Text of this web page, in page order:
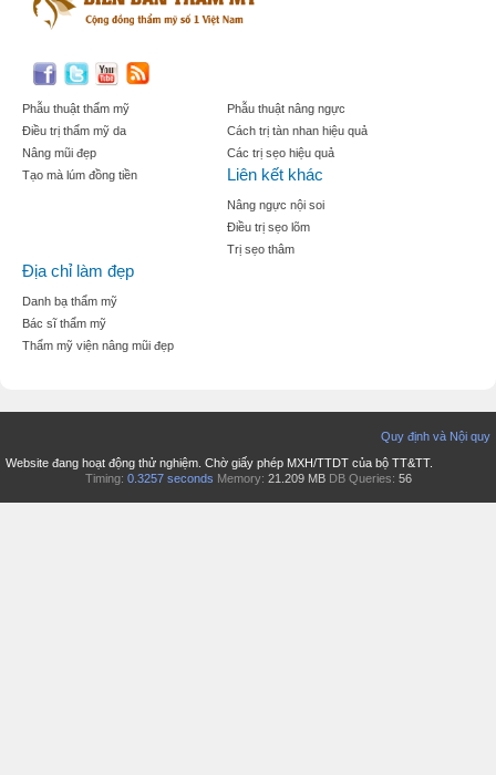
Phẫu thuật thẩm mỹ
Điều trị thẩm mỹ da
Nâng mũi đẹp
Tạo mà lúm đồng tiền
Phẫu thuật nâng ngực
Cách trị tàn nhan hiệu quả
Các trị sẹo hiệu quả
Liên kết khác
Nâng ngực nội soi
Điều trị sẹo lõm
Trị sẹo thâm
Địa chỉ làm đẹp
Danh bạ thẩm mỹ
Bác sĩ thẩm mỹ
Thẩm mỹ viện nâng mũi đẹp
Quy định và Nội quy
Website đang hoạt động thử nghiệm. Chờ giấy phép MXH/TTDT của bộ TT&TT.
Timing: 0.3257 seconds Memory: 21.209 MB DB Queries: 56